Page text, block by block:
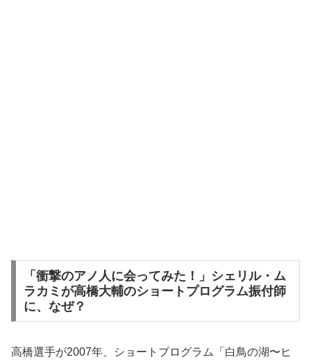
「衝撃のアノ人に会ってみた！」シェリル・ム
ラカミが高橋大輔のショートプログラム振付師
に、なぜ？
高橋選手が2007年、ショートプログラム「白鳥の湖〜ヒ